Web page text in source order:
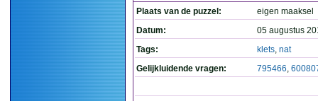
Plaats van de puzzel:
eigen maaksel
Datum:
05 augustus
Tags:
klets, nat
Gelijkluidende vragen:
795466,